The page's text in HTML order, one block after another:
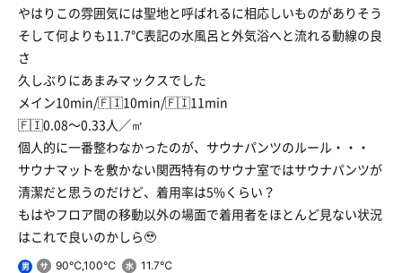
やはりこの雰囲気には聖地と呼ばれるに相応しいものがありそう
そして何よりも11.7℃表記の水風呂と外気浴へと流れる動線の良
さ
久しぶりにあまみマックスでした
メイン10min/🇫🇮10min/🇫🇮11min
🇫🇮0.08〜0.33人／㎡
個人的に一番整わなかったのが、サウナパンツのルール・・・
サウナマットを敷かない関西特有のサウナ室ではサウナパンツが
清潔だと思うのだけど、着用率は5%くらい？
もはやフロア間の移動以外の場面で着用者をほとんど見ない状況
はこれで良いのかしら🥹
男 90℃,100℃ 11.7℃